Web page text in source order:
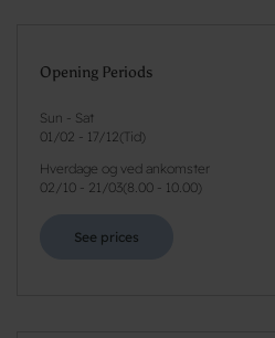
Opening Periods
Sun - Sat
01/02 - 17/12( Tid)
Hverdage og ved ankomster
02/10 - 21/03( 8.00 - 10.00)
See prices